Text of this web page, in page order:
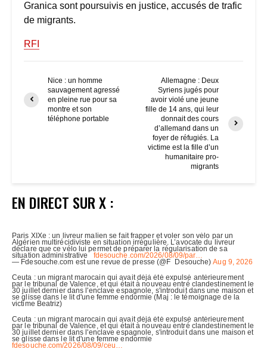
Granica sont poursuivis en justice, accusés de trafic
de migrants.
RFI
Nice : un homme
sauvagement agressé
en pleine rue pour sa
montre et son
téléphone portable
Allemagne : Deux
Syriens jugés pour
avoir violé une jeune
fille de 14 ans, qui leur
donnait des cours
d’allemand dans un
foyer de réfugiés. La
victime est la fille d’un
humanitaire pro-
migrants
EN DIRECT SUR X :